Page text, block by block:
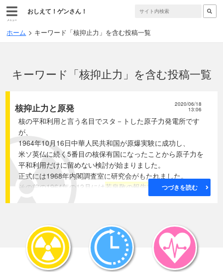
メニュー
おしえて！ゲンさん！
ホーム キーワード「核抑止力」を含む投稿一覧
キーワード「核抑止力」を含む投稿一覧
核抑止力と原発 2020/06/18
13:06
核の平和利用と言う名目でスタ－トした原子力発電所です
が、
1964年10月16日中華人民共和国が原爆実験に成功し、
米ソ英仏に続く5番目の核保有国になったことから原子力を
平和利用だけに留めない検討が始まりました。
正式には1968年内閣調査室に研究会がもたれました。
その前の1964年の12月には若泉敬の報告書が内閣調査室に
ています。
それはあくまでもいざと言うときには核兵器への転用が可能
だという主旨です。
つづきを読む